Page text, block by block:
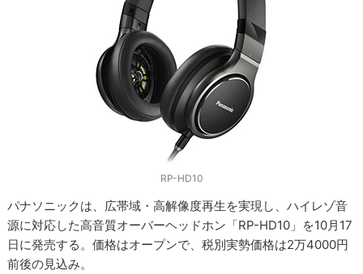
RP-HD10
パナソニックは、広帯域・高解像度再生を実現し、ハイレゾ音
源に対応した高音質オーバーヘッドホン「RP-HD10」を10月17
日に発売する。価格はオープンで、税別実勢価格は2万4000円
前後の見込み。